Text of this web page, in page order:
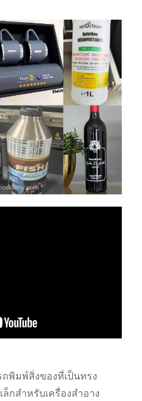
พิมพ์สิ่งของที่เป็นทรง
กสำหรับเครื่องสำอาง